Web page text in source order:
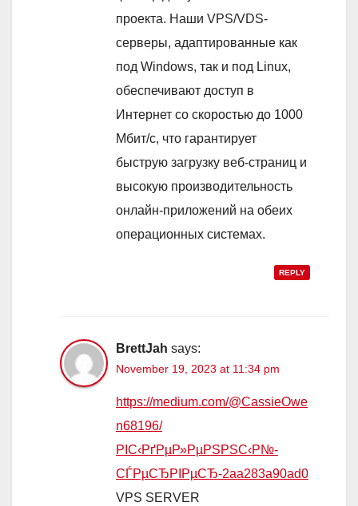
проекта. Наши VPS/VDS-
серверы, адаптированные как
под Windows, так и под Linux,
обеспечивают доступ в
Интернет со скоростью до 1000
Мбит/с, что гарантирует
быструю загрузку веб-страниц и
высокую производительность
онлайн-приложений на обеих
операционных системах.
REPLY
BrettJah says:
November 19, 2023 at 11:34 pm
https://medium.com/@CassieOwe
n68196/
РІС‹РґРµР»РµРЅРЅС‹Р№-
СЃРµСЂРІРµСЂ-2aa283a90ad0
VPS SERVER